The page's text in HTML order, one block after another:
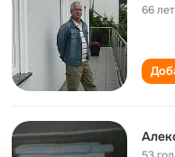
66 лет